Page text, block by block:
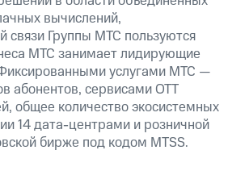
вычислений,
связи Группы МТС пользуются
МТС занимает лидирующие
услугами МТС —
абонентов, сервисами OTT
общее количество экосистемных
14 дата-центрами и розничной
бирже под кодом MTSS.